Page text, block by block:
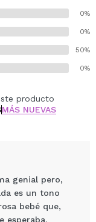
y elegancia,
0%
0%
50%
0%
producto
MÁS NUEVAS
genial pero,
es un tono
bebé que,
esperaba.